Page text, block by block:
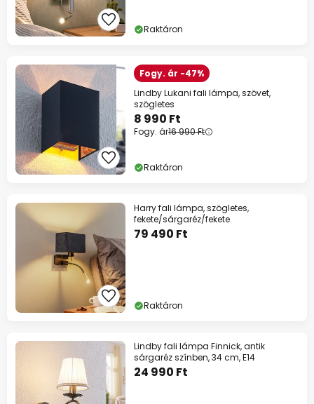
Raktáron
Fogy. ár -47%
Lindby Lukani fali lámpa, szövet,
szögletes
8 990 Ft
Fogy. ár16 990 Ft
Raktáron
Harry fali lámpa, szögletes,
fekete/sárgaréz/fekete
79 490 Ft
Raktáron
Lindby fali lámpa Finnick, antik
sárgaréz színben, 34 cm, E14
24 990 Ft